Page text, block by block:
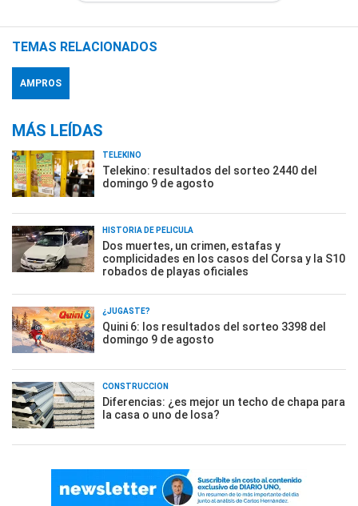
TEMAS RELACIONADOS
AMPROS
MÁS LEÍDAS
TELEKINO
Telekino: resultados del sorteo 2440 del
domingo 9 de agosto
HISTORIA DE PELÍCULA
Dos muertes, un crimen, estafas y
complicidades en los casos del Corsa y la S10
robados de playas oficiales
¿JUGASTE?
Quini 6: los resultados del sorteo 3398 del
domingo 9 de agosto
CONSTRUCCIÓN
Diferencias: ¿es mejor un techo de chapa para
la casa o uno de losa?